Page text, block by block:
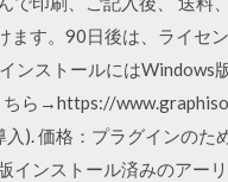
す。90日後は、ライセ
ンストールにはWindows
ちら→https://
). 価格：プラグインのた
ンストール済みのアーリ